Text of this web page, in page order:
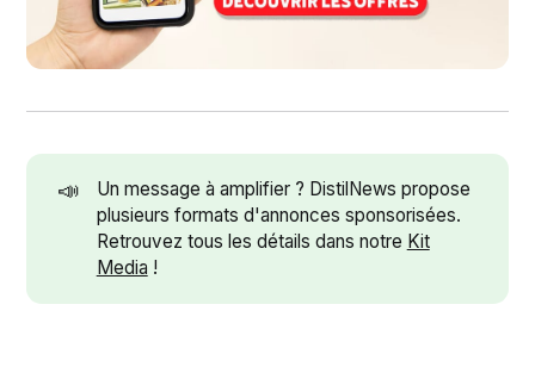
📣
Un message à amplifier ? DistilNews propose
plusieurs formats d'annonces sponsorisées.
Retrouvez tous les détails dans notre Kit
Media !